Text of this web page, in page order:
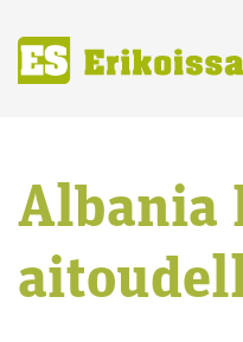
content
Albania